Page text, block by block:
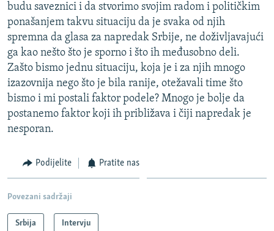
budu saveznici i da stvorimo svojim radom i političkim
ponašanjem takvu situaciju da je svaka od njih
spremna da glasa za napredak Srbije, ne doživljavajući
ga kao nešto što je sporno i što ih međusobno deli.
Zašto bismo jednu situaciju, koja je i za njih mnogo
izazovnija nego što je bila ranije, otežavali time što
bismo i mi postali faktor podele? Mnogo je bolje da
postanemo faktor koji ih približava i čiji napredak je
nesporan.
Podijelite Pratite nas
Povezani sadržaji
Srbija Intervju